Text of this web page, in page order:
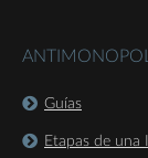
Guías
Etapas de una